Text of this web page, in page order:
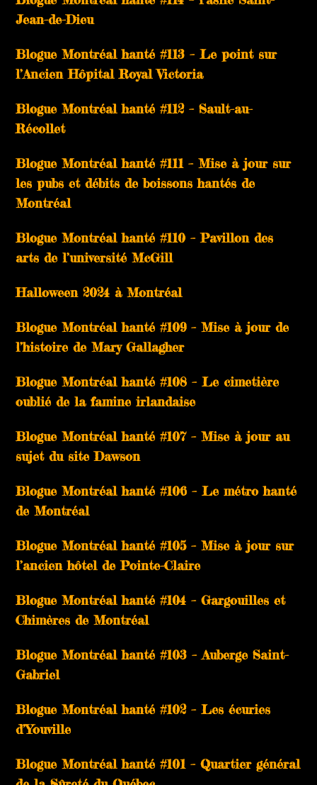
Jean-de-Dieu
Blogue Montréal hanté #113 – Le point sur
l’Ancien Hôpital Royal Victoria
Blogue Montréal hanté #112 – Sault-au-
Récollet
Blogue Montréal hanté #111 – Mise à jour sur
les pubs et débits de boissons hantés de
Montréal
Blogue Montréal hanté #110 – Pavillon des
arts de l’université McGill
Halloween 2024 à Montréal
Blogue Montréal hanté #109 – Mise à jour de
l’histoire de Mary Gallagher
Blogue Montréal hanté #108 – Le cimetière
oublié de la famine irlandaise
Blogue Montréal hanté #107 – Mise à jour au
sujet du site Dawson
Blogue Montréal hanté #106 – Le métro hanté
de Montréal
Blogue Montréal hanté #105 – Mise à jour sur
l’ancien hôtel de Pointe-Claire
Blogue Montréal hanté #104 – Gargouilles et
Chimères de Montréal
Blogue Montréal hanté #103 – Auberge Saint-
Gabriel
Blogue Montréal hanté #102 – Les écuries
d’Youville
Blogue Montréal hanté #101 – Quartier général